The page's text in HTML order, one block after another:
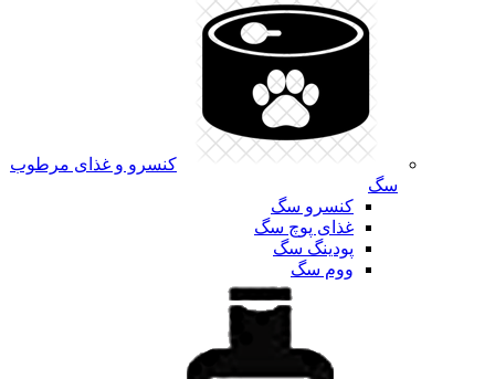
کنسرو و غذای مرطوب
سگ
کنسرو سگ
غذای پوچ سگ
پودینگ سگ
ووم سگ